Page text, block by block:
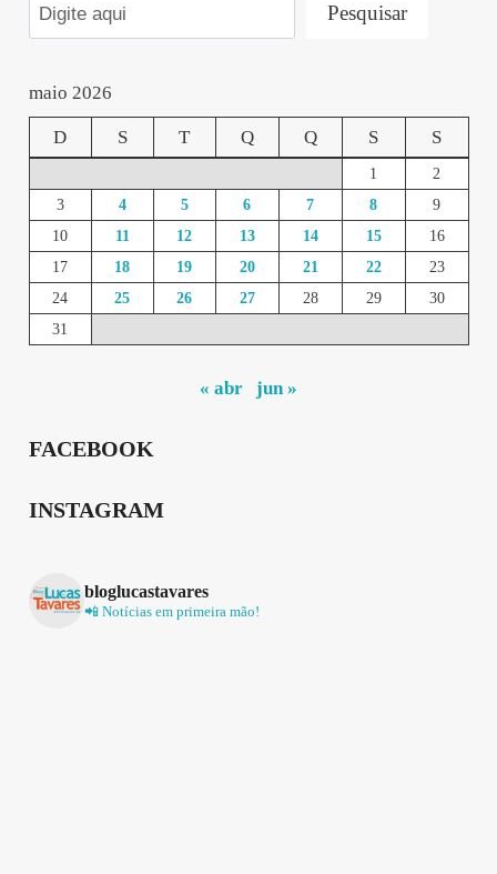
Pesquisar
maio 2026
D S T Q Q S S
1
2
3
4 5 6 7 8
9
10
11 12 13 14 15
16
17
18 19 20 21 22
23
24
25 26 27 28 29
30
31
« abr jun »
FACEBOOK
INSTAGRAM
bloglucastavares
📲 Notícias em primeira mão!